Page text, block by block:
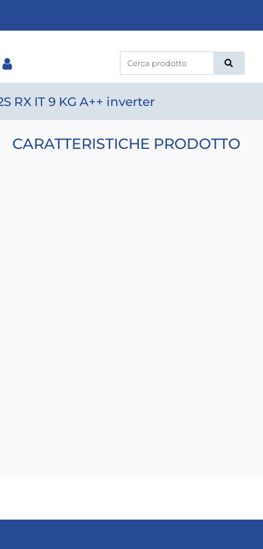
RX IT 9 KG A++ inverter
CARATTERISTICHE PRODOTTO